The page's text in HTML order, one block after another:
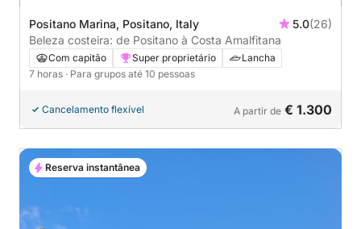
Positano Marina, Positano, Italy 5.0(26)
Beleza costeira: de Positano à Costa Amalfitana
Com capitão Super proprietário
Lancha
7 horas · Para grupos até 10 pessoas
Cancelamento flexível A partir de € 1.300
Reserva instantânea